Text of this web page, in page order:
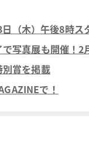
（木）午後8時ス
写真展も開催！2
賞を掲載
で！